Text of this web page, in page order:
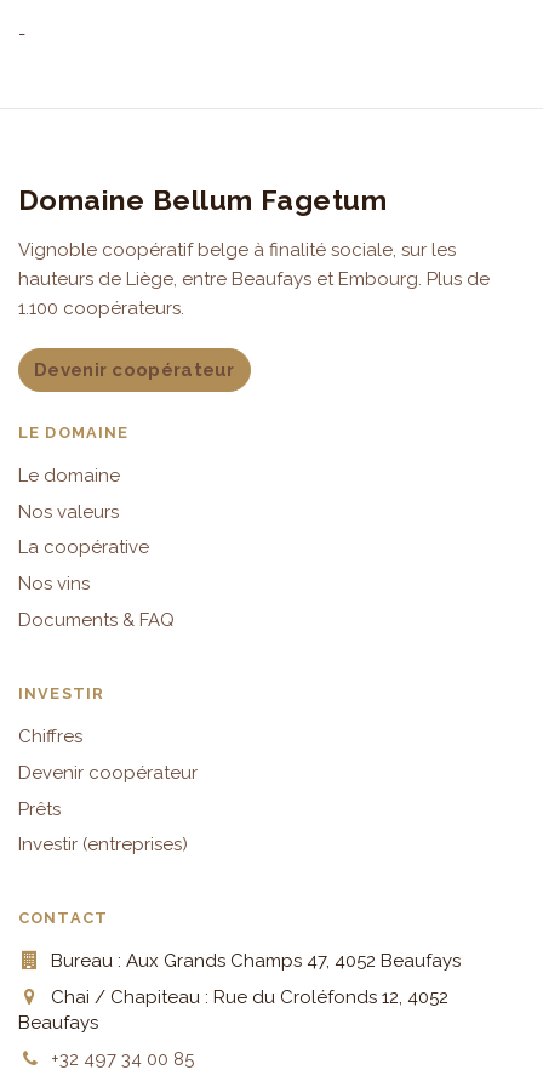
-
Domaine Bellum Fagetum
Vignoble coopératif belge à finalité sociale, sur les
hauteurs de Liège, entre Beaufays et Embourg. Plus de
1.100 coopérateurs.
Devenir coopérateur
LE DOMAINE
Le domaine
Nos valeurs
La coopérative
Nos vins
Documents & FAQ
INVESTIR
Chiffres
Devenir coopérateur
Prêts
Investir (entreprises)
CONTACT
Bureau : Aux Grands Champs 47, 4052 Beaufays
Chai / Chapiteau : Rue du Croléfonds 12, 4052
Beaufays
+32 497 34 00 85